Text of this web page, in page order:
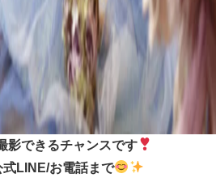
影できるチャンスです
式LINE/お電話まで